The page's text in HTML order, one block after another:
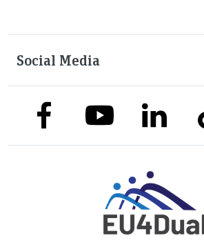
Social Media
link to facebooklink to youtubelink to